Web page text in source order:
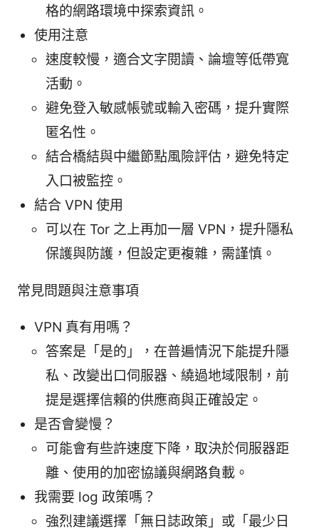
格的網路環境中探索資訊。
使用注意
速度較慢，適合文字閱讀、論壇等低帶寬
活動。
避免登入敏感帳號或輸入密碼，提升實際
匿名性。
結合橋結與中繼節點風險評估，避免特定
入口被監控。
結合 VPN 使用
可以在 Tor 之上再加一層 VPN，提升隱私
保護與防護，但設定更複雜，需謹慎。
常見問題與注意事項
VPN 真有用嗎？
答案是「是的」，在普遍情況下能提升隱
私、改變出口伺服器、繞過地域限制，前
提是選擇信賴的供應商與正確設定。
是否會變慢？
可能會有些許速度下降，取決於伺服器距
離、使用的加密協議與網路負載。
我需要 log 政策嗎？
強烈建議選擇「無日誌政策」或「最少日